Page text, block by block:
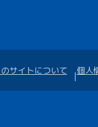
のサイトについて 個人